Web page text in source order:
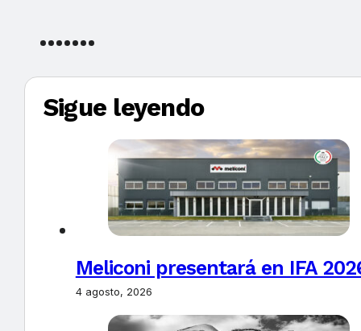
Sigue leyendo
Meliconi presentará en IFA
4 agosto, 2026